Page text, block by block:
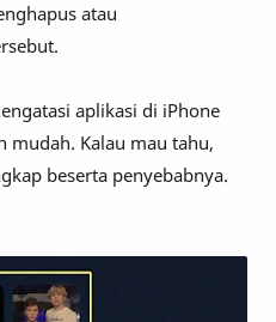
atau
aplikasi di iPhone
mudah. Kalau mau tahu,
beserta penyebabnya.